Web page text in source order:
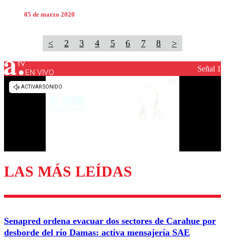
05 de marzo 2020
< 2 3 4 5 6 7 8 >
EN VIVO Señal 1
LAS MÁS LEÍDAS
Senapred ordena evacuar dos sectores de Carahue por
desborde del río Damas: activa mensajería SAE